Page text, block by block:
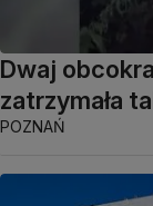
Dwaj
zatrzymała
POZNAŃ